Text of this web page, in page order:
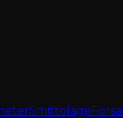
Smittoläge